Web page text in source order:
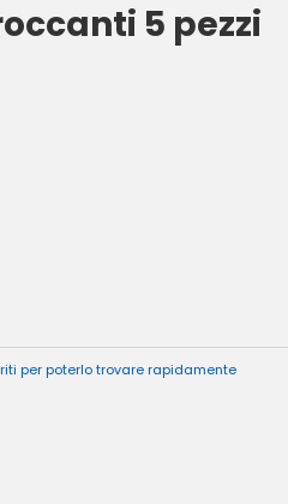
5 pezzi
per poterlo trovare rapidamente